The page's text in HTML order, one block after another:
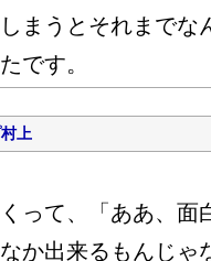
まうとそれまでな
です。
上
って、「ああ、面
か出来るもんじゃ